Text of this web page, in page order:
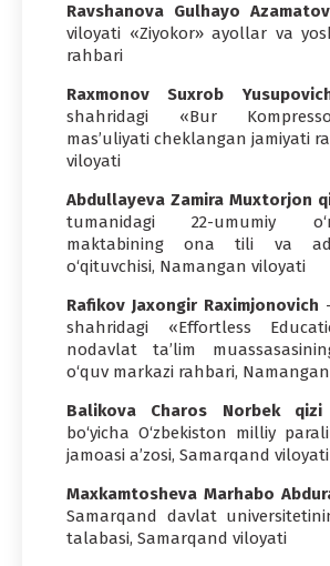
Ravshanova Gulhayo
viloyati «Ziyokor» ayollar va
rahbari
Raxmonov Suxrob
shahridagi «Bur
mas’uliyati cheklangan jamiyati
viloyati
Abdullayeva Zamira Muxtorjon
tumanidagi 22-umumiy
maktabining ona tili va
o‘qituvchisi, Namangan viloyati
Rafikov Jaxongir Raximjonovich
shahridagi «Effortless
nodavlat ta’lim
o‘quv markazi rahbari,
Balikova Charos Norbek qizi
bo‘yicha O‘zbekiston milliy
jamoasi a’zosi, Samarqand viloyati
Maxkamtosheva Marhabo
Samarqand davlat
talabasi, Samarqand viloyati